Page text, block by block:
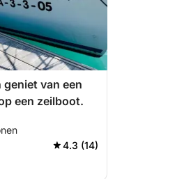
geniet van een
een zeilboot.
4.3 (14)